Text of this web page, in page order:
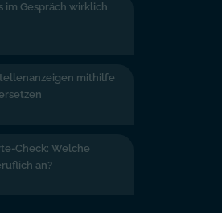
im Gespräch wirklich
mithilfe
Check: Welche
an?